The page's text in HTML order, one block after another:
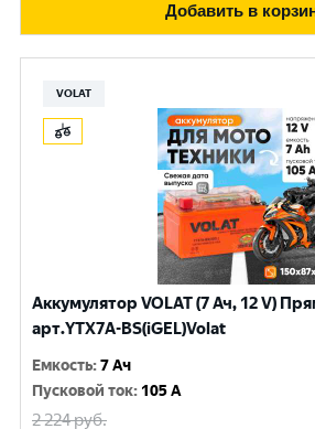
Добавить в
VOLAT
Аккумулятор VOLAT (7 Ач, 12 V)
арт.YTX7A-BS(iGEL)Volat
Емкость:7 Ач
Пусковой ток: 105 A
2 224руб.